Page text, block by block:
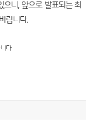
니, 앞으로 발표되는 최
랍니다.
다.